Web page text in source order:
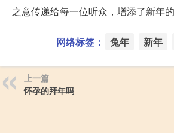
之意传递给每一位听众，增添了新年的
网络标签： 兔年 新年
上一篇
怀孕的拜年吗